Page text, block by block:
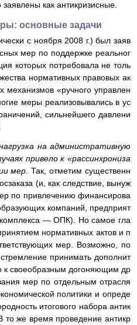
как антикризисные.
основные задачи
с ноября 2008 г.) был заяв
мер по поддержке реальног
которых потребовала не толь
нормативных правовых ак
«ручного управлен
меры реализовывались в ус
сильнейшего давлени
.
на административную
привело к «рассинхрониза
мер.Так, отметим существенн
(и, как следствие, вынуж
по привлечению финансирова
компаний, предприят
— ОПК). Но самое гла
нормативных актов и п
мер. Возможно, по
принимать дополнит
к своеобразным догоняющим др
мер по отдельным отрасля
политики и опреде
итогового набора антик
то же время проведение антикр